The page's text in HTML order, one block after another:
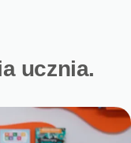
ucznia.